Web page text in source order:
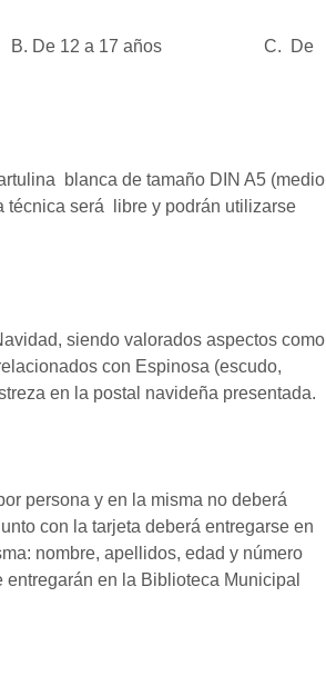
B. De 12 a 17 años C. De
blanca de tamaño DIN A5 (medio
técnica será libre y podrán utilizarse
siendo valorados aspectos como
con Espinosa (escudo,
en la postal navideña presentada.
persona y en la misma no deberá
con la tarjeta deberá entregarse en
nombre, apellidos, edad y número
en la Biblioteca Municipal